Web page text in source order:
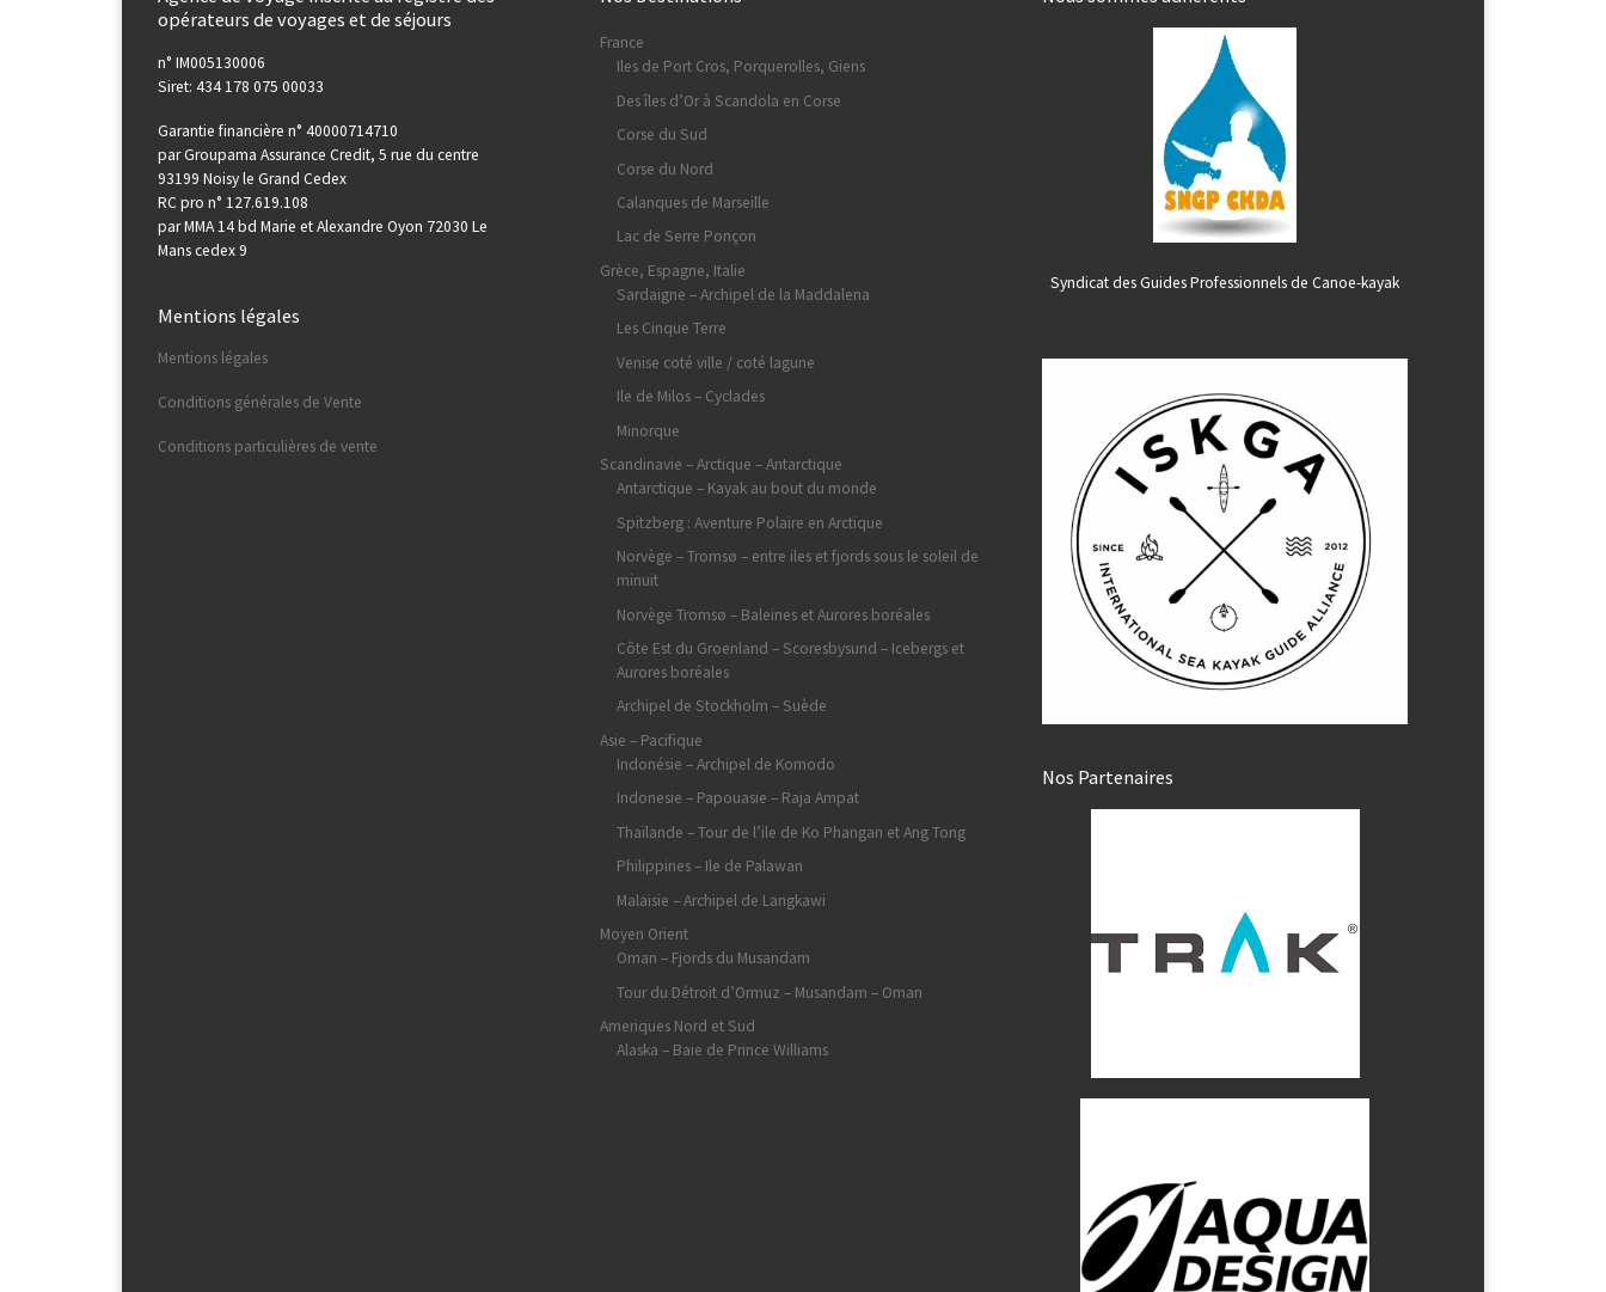
opérateurs de voyages et de séjours
n° IM005130006
Siret: 434 178 075 00033
Garantie financière n° 40000714710
par Groupama Assurance Credit, 5 rue du centre
93199 Noisy le Grand Cedex
RC pro n° 127.619.108
par MMA 14 bd Marie et Alexandre Oyon 72030 Le
Mans cedex 9
Mentions légales
Mentions légales
Conditions générales de Vente
Conditions particulières de vente
France
Iles de Port Cros, Porquerolles, Giens
Des îles d’Or à Scandola en Corse
Corse du Sud
Corse du Nord
Calanques de Marseille
Lac de Serre Ponçon
Grèce, Espagne, Italie
Sardaigne – Archipel de la Maddalena
Les Cinque Terre
Venise coté ville / coté lagune
Ile de Milos – Cyclades
Minorque
Scandinavie – Arctique – Antarctique
Antarctique – Kayak au bout du monde
Spitzberg : Aventure Polaire en Arctique
Norvège – Tromsø – entre iles et fjords sous le soleil de
minuit
Norvège Tromsø – Baleines et Aurores boréales
Côte Est du Groenland – Scoresbysund – Icebergs et
Aurores boréales
Archipel de Stockholm – Suède
Asie – Pacifique
Indonésie – Archipel de Komodo
Indonesie – Papouasie – Raja Ampat
Thaïlande – Tour de l’ile de Ko Phangan et Ang Tong
Philippines – Ile de Palawan
Malaisie – Archipel de Langkawi
Moyen Orient
Oman – Fjords du Musandam
Tour du Détroit d’Ormuz – Musandam – Oman
Ameriques Nord et Sud
Alaska – Baie de Prince Williams
Syndicat des Guides Professionnels de Canoe-kayak
Nos Partenaires